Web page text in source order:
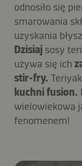
odnosiło się
smarowania
uzyskania
Dzisiaj sosy
używa się ich
stir-fry.
kuchni fusion.
wielowiekowa
fenomenem!